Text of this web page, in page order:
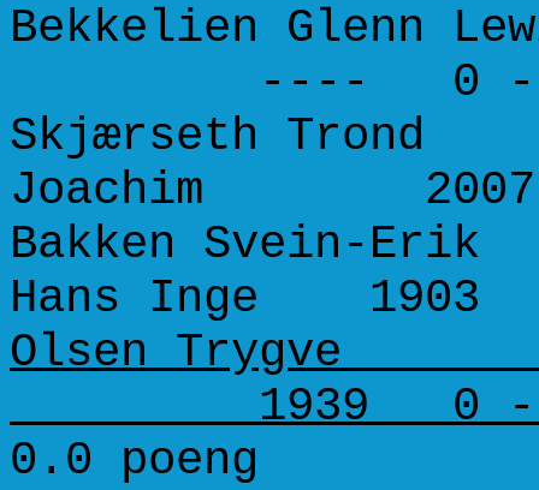
Bekkelien Glenn
---- 0 -
Skjærseth Trond
Joachim
Bakken Svein-
Hans Inge
Olsen Trygve
1939 0 -
0.0 poeng